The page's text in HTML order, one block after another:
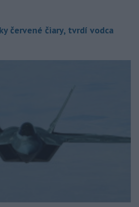
červené čiary, tvrdí vodca